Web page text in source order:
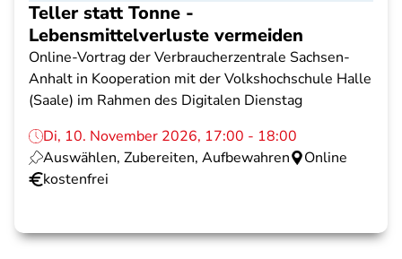
Teller statt Tonne -
Lebensmittelverluste vermeiden
Online-Vortrag der Verbraucherzentrale Sachsen-
Anhalt in Kooperation mit der Volkshochschule Halle
(Saale) im Rahmen des Digitalen Dienstag
Di, 10. November 2026, 17:00 - 18:00
Auswählen, Zubereiten, Aufbewahren
Online
kostenfrei